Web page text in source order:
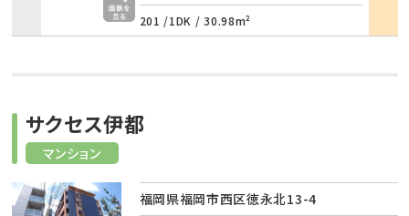
201 /1DK /30.98m²
マンション
サクセス伊都
福岡県福岡市西区徳永北13-4